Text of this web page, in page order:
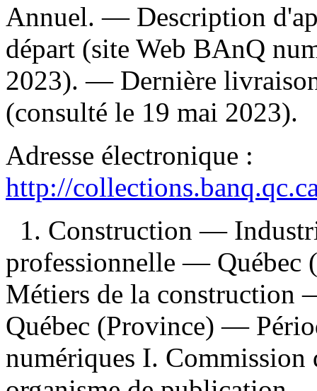
Annuel. — Description
départ (site Web BAnQ
2023). — Dernière
(consulté le 19 mai 2023).
Adresse électronique :
http://
1. Construction —
professionnelle — Québec
Métiers de la
Québec (Province) —
numériques I. Commission